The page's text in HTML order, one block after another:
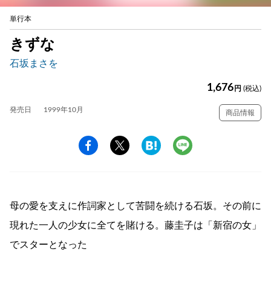
単行本
きずな
石坂まさを
1,676 円 (税込)
発売日 1999年10月 商品情報
母の愛を支えに作詞家として苦闘を続ける石坂。その前に
現れた一人の少女に全てを賭ける。藤圭子は「新宿の女」
でスターとなった